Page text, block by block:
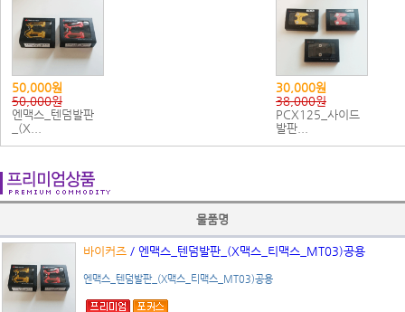
50,000원
50,000원
엔맥스_텐덤발판
_(X...
30,000원
38,000원
PCX125_사이드
발판...
물품명
바이커즈 / 엔맥스_텐덤발판_(X맥스_티맥스_MT03)공용
엔맥스_텐덤발판_(X맥스_티맥스_MT03)공용